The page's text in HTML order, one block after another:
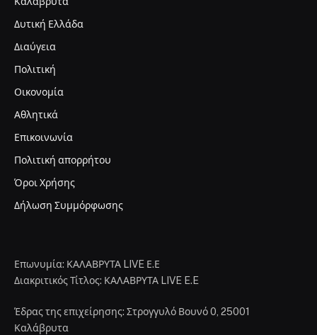
Δυτική Ελλάδα
Διαύγεια
Πολιτική
Οικονομία
Αθλητικά
Επικοινωνία
Πολιτική απορρήτου
Όροι Χρήσης
Δήλωση Συμμόρφωσης
Επωνυμία: ΚΑΛΑΒΡΥΤΑ LIVE Ε.Ε
Διακριτικός Τίτλος: ΚΑΛΑΒΡΥΤΑ LIVE E.E
Έδρας της επιχείρησης: Στρογγυλό Βουνό 0, 25001
Καλάβρυτα